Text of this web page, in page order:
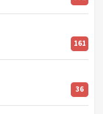
161
36